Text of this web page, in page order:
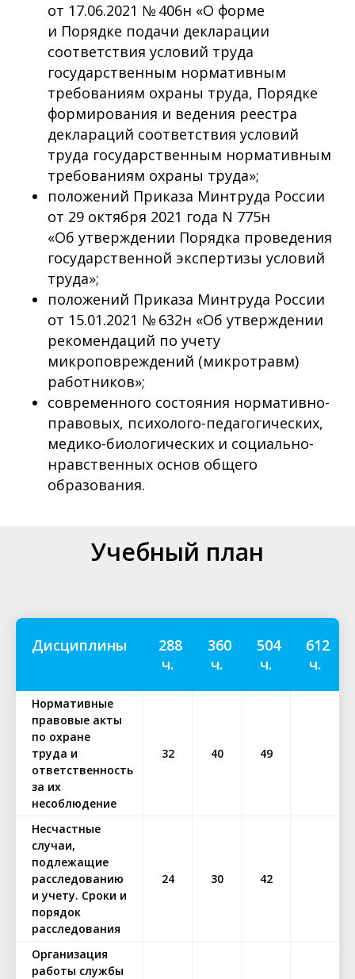
от 17.06.2021 № 406н «О форме
и Порядке подачи декларации
соответствия условий труда
государственным нормативным
требованиям охраны труда, Порядке
формирования и ведения реестра
деклараций соответствия условий
труда государственным нормативным
требованиям охраны труда»;
положений Приказа Минтруда России
от 29 октября 2021 года N 775н
«Об утверждении Порядка проведения
государственной экспертизы условий
труда»;
положений Приказа Минтруда России
от 15.01.2021 № 632н «Об утверждении
рекомендаций по учету
микроповреждений (микротравм)
работников»;
современного состояния нормативно-
правовых, психолого-педагогических,
медико-биологических и социально-
нравственных основ общего
образования.
Учебный план
Дисциплины
288
ч.
360
ч.
504
ч.
612
ч.
Нормативные
правовые акты
по охране
труда и
ответственность
за их
несоблюдение
32 40 49
Несчастные
случаи,
подлежащие
расследованию
и учету. Сроки и
порядок
расследования
24 30 42
Организация
работы службы